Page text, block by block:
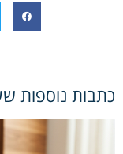
כתבות נוספות